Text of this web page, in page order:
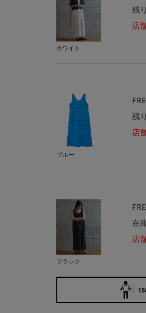
ホワイト
残
店
ブルー
残
店
ブラック
在
店